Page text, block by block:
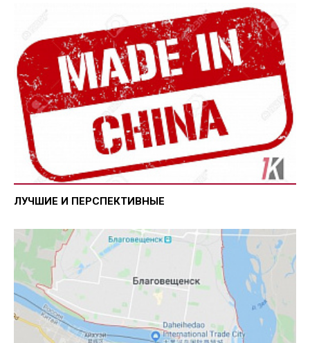
ЛУЧШИЕ И ПЕРСПЕКТИВНЫЕ